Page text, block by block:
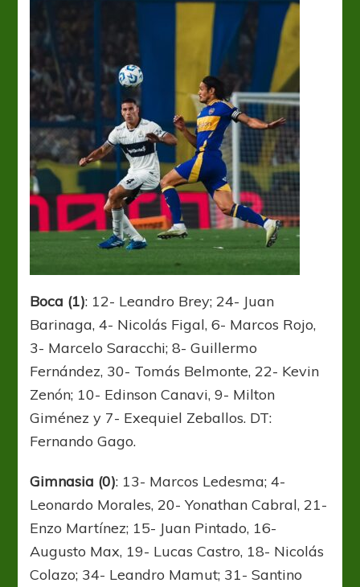
Boca (1): 12- Leandro Brey; 24- Juan
Barinaga, 4- Nicolás Figal, 6- Marcos Rojo,
3- Marcelo Saracchi; 8- Guillermo
Fernández, 30- Tomás Belmonte, 22- Kevin
Zenón; 10- Edinson Canavi, 9- Milton
Giménez y 7- Exequiel Zeballos. DT:
Fernando Gago.
Gimnasia (0): 13- Marcos Ledesma; 4-
Leonardo Morales, 20- Yonathan Cabral, 21-
Enzo Martínez; 15- Juan Pintado, 16-
Augusto Max, 19- Lucas Castro, 18- Nicolás
Colazo; 34- Leandro Mamut; 31- Santino